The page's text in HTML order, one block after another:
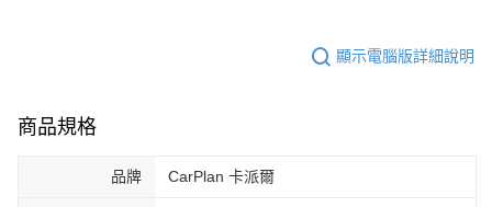
顯示電腦版詳細說明
商品規格
品牌 CarPlan 卡派爾